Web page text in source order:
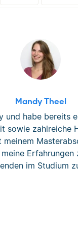
Mandy Theel
und habe bereits
sowie zahlreiche
meinem
Erfahrungen
im Studium